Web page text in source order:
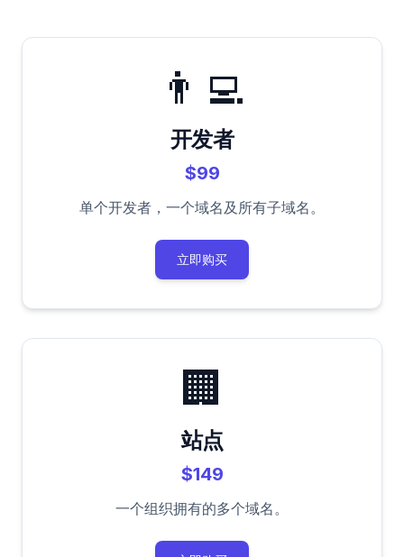
👨‍💻
开发者
$99
单个开发者，一个域名及所有子域名。
立即购买
🏢
站点
$149
一个组织拥有的多个域名。